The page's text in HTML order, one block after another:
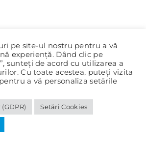
Panciu |Protecția datelor (GDPR)
pe site-ul nostru pentru a vă
experiență. Dând clic pe
sunteți de acord cu utilizarea a
Cu toate acestea, puteți vizita
a vă personaliza setările
Setări Cookies